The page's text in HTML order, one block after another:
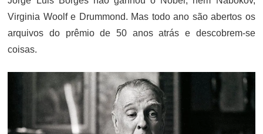
Virginia Woolf e Drummond. Mas todo ano são abertos os
arquivos do prêmio de 50 anos atrás e descobrem-se
coisas.